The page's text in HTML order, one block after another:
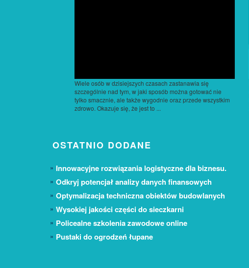
Wiele osób w dzisiejszych czasach zastanawia się
szczególnie nad tym, w jaki sposób można gotować nie
tylko smacznie, ale także wygodnie oraz przede wszystkim
zdrowo. Okazuje się, że jest to ...
OSTATNIO DODANE
Innowacyjne rozwiązania logistyczne dla biznesu.
Odkryj potencjał analizy danych finansowych
Optymalizacja techniczna obiektów budowlanych
Wysokiej jakości części do sieczkarni
Policealne szkolenia zawodowe online
Pustaki do ogrodzeń łupane